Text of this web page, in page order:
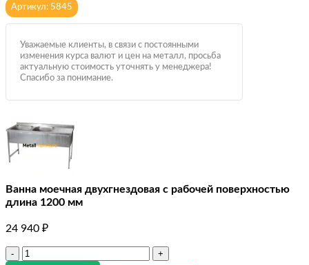
Артикул: 5845
Уважаемые клиенты, в связи с постоянными
изменения курса валют и цен на металл, просьба
актуальную стоимость уточнять у менеджера!
Спасибо за понимание.
Ванна моечная двухгнездовая с рабочей поверхностью
длина 1200 мм
24 940 ₽
Количество